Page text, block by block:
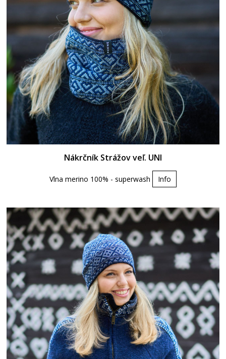
Nákrčník Strážov veľ. UNI
Vlna merino 100% - superwash Info